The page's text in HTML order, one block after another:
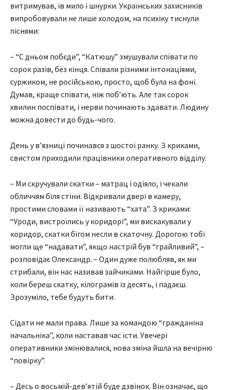
витримував, їв мило і шнурки. Українських захисників
випробовували не лише холодом, на психіку тиснули
піснями:
– “С дньом побєди”, “Катюшу” змушували співати по
сорок разів, без кінця. Співали різними інтонаціями,
суржиком, не російською, просто, щоб була на фоні.
Думав, краще співати, ніж поб’ють. Але так сорок
хвилин поспівати, і нерви починають здавати. Людину
можна довести до будь-чого.
День у в’язниці починався з шостої ранку. З криками,
свистом приходили працівники оперативного відділу:
– Ми скручували скатки – матрац і одіяло, і чекали
обличчям біля стіни. Відкривали двері в камеру,
простими словами її називають “хата”. З криками:
“Уроди, вистроїлись у коридорі”, ми вискакували у
коридор, скатки бігом несли в скаточну. Дорогою тобі
могли ще “надавати”, якщо настрій був “грайливий”, –
розповідає Олександр. – Один дуже полюбляв, як ми
стрибали, він нас називав зайчиками. Найгірше було,
коли береш скатку, кілограмів із десять, і падаєш.
Зрозуміло, тебе будуть бити.
Сідати не мали права. Лише за командою “гражданіна
начальніка”, коли наставав час їсти. Увечері
оперативники змінювалися, нова зміна йшла на вечірню
“повірку”.
– Десь о восьмій-дев’ятій буде дзвінок. Він означає, що